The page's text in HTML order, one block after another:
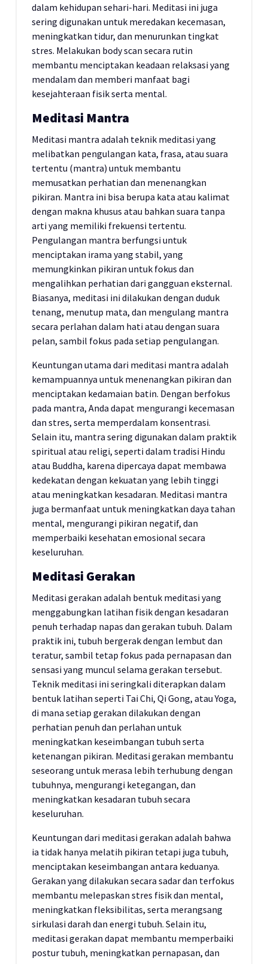
dalam kehidupan sehari-hari. Meditasi ini juga
sering digunakan untuk meredakan kecemasan,
meningkatkan tidur, dan menurunkan tingkat
stres. Melakukan body scan secara rutin
membantu menciptakan keadaan relaksasi yang
mendalam dan memberi manfaat bagi
kesejahteraan fisik serta mental.
Meditasi Mantra
Meditasi mantra adalah teknik meditasi yang
melibatkan pengulangan kata, frasa, atau suara
tertentu (mantra) untuk membantu
memusatkan perhatian dan menenangkan
pikiran. Mantra ini bisa berupa kata atau kalimat
dengan makna khusus atau bahkan suara tanpa
arti yang memiliki frekuensi tertentu.
Pengulangan mantra berfungsi untuk
menciptakan irama yang stabil, yang
memungkinkan pikiran untuk fokus dan
mengalihkan perhatian dari gangguan eksternal.
Biasanya, meditasi ini dilakukan dengan duduk
tenang, menutup mata, dan mengulang mantra
secara perlahan dalam hati atau dengan suara
pelan, sambil fokus pada setiap pengulangan.
Keuntungan utama dari meditasi mantra adalah
kemampuannya untuk menenangkan pikiran dan
menciptakan kedamaian batin. Dengan berfokus
pada mantra, Anda dapat mengurangi kecemasan
dan stres, serta memperdalam konsentrasi.
Selain itu, mantra sering digunakan dalam praktik
spiritual atau religi, seperti dalam tradisi Hindu
atau Buddha, karena dipercaya dapat membawa
kedekatan dengan kekuatan yang lebih tinggi
atau meningkatkan kesadaran. Meditasi mantra
juga bermanfaat untuk meningkatkan daya tahan
mental, mengurangi pikiran negatif, dan
memperbaiki kesehatan emosional secara
keseluruhan.
Meditasi Gerakan
Meditasi gerakan adalah bentuk meditasi yang
menggabungkan latihan fisik dengan kesadaran
penuh terhadap napas dan gerakan tubuh. Dalam
praktik ini, tubuh bergerak dengan lembut dan
teratur, sambil tetap fokus pada pernapasan dan
sensasi yang muncul selama gerakan tersebut.
Teknik meditasi ini seringkali diterapkan dalam
bentuk latihan seperti Tai Chi, Qi Gong, atau Yoga,
di mana setiap gerakan dilakukan dengan
perhatian penuh dan perlahan untuk
meningkatkan keseimbangan tubuh serta
ketenangan pikiran. Meditasi gerakan membantu
seseorang untuk merasa lebih terhubung dengan
tubuhnya, mengurangi ketegangan, dan
meningkatkan kesadaran tubuh secara
keseluruhan.
Keuntungan dari meditasi gerakan adalah bahwa
ia tidak hanya melatih pikiran tetapi juga tubuh,
menciptakan keseimbangan antara keduanya.
Gerakan yang dilakukan secara sadar dan terfokus
membantu melepaskan stres fisik dan mental,
meningkatkan fleksibilitas, serta merangsang
sirkulasi darah dan energi tubuh. Selain itu,
meditasi gerakan dapat membantu memperbaiki
postur tubuh, meningkatkan pernapasan, dan